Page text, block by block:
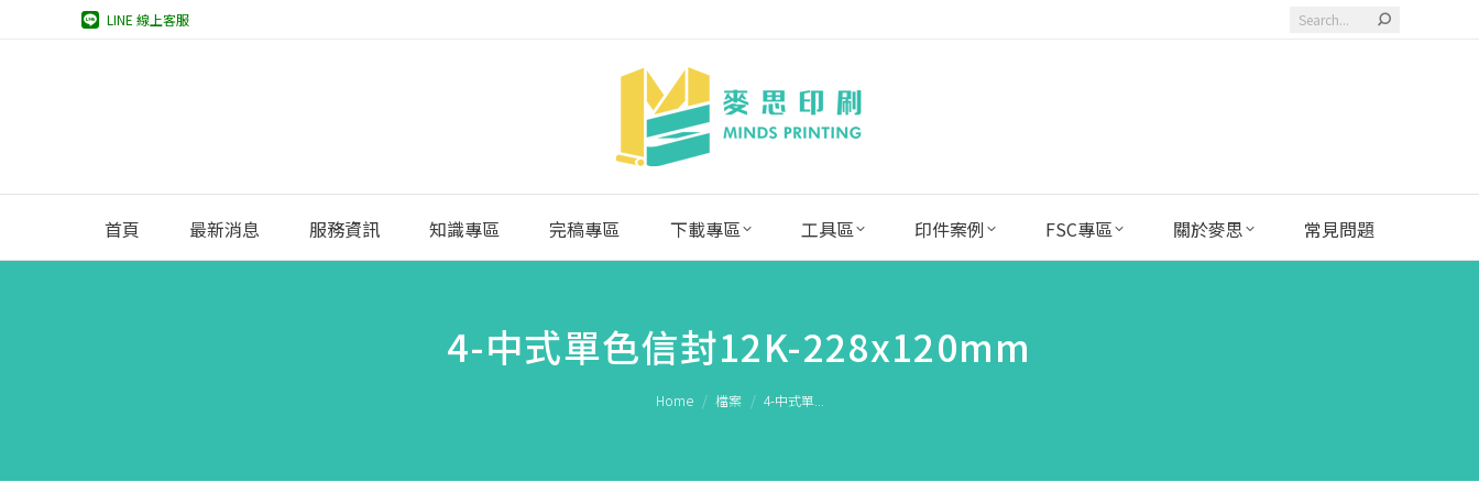
LINE 線上客服 Search:
首頁 最新消息 服務資訊 知識專區 完稿專區 下載專區 工具區 印件案例 FSC專區 關於麥思 常見問題
4-中式單色信封12K-228x120mm
Home 檔案 4-中式單...